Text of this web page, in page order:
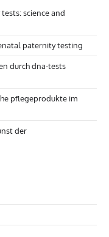
science and
paternity testing
durch dna-tests
pflegeprodukte im
der